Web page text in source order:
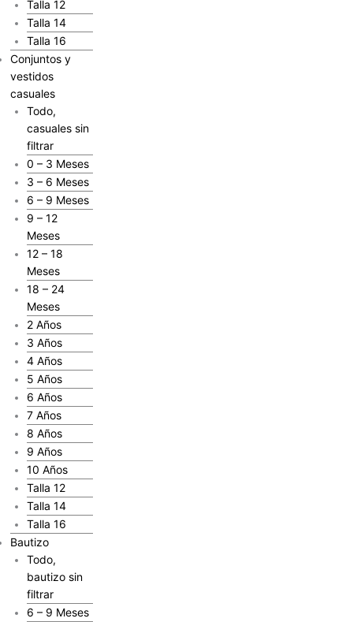
Talla 12
Talla 14
Talla 16
Conjuntos y
vestidos
casuales
Todo,
casuales sin
filtrar
0 – 3 Meses
3 – 6 Meses
6 – 9 Meses
9 – 12
Meses
12 – 18
Meses
18 – 24
Meses
2 Años
3 Años
4 Años
5 Años
6 Años
7 Años
8 Años
9 Años
10 Años
Talla 12
Talla 14
Talla 16
Bautizo
Todo,
bautizo sin
filtrar
6 – 9 Meses